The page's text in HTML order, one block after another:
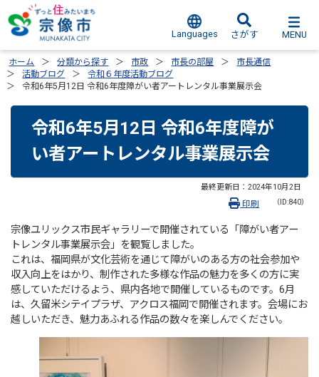
Languages さがす MENU
ホーム 分類から探す 市政 市長の部屋
市長通信
活動ブログ
令和６年度活動ブログ
令和6年5月12日 令和6年度障がい者アートレンタル事業展示会
令和6年5月12日 令和6年度障が
い者アートレンタル事業展示会
最終更新日： 2024年10月2日
（ID:840）
印刷
宗像ユリックス市民ギャラリーで開催されている「障がい者アー
トレンタル事業展示会」を観覧しました。
これは、福岡県が文化芸術を通じて障がいのある方の社会参加や
収入向上をはかり、制作された多様な作品の魅力を多くの方に実
感していただけるよう、県内各地で開催しているものです。6月
は、久留米シテイプラザ、アクロス福岡で開催されます。会場にお
越しいただき、魅力あふれる作品の数々を楽しんでください。